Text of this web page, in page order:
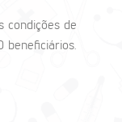
condições de
beneficiários.